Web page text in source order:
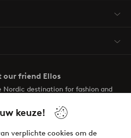
keuze!
verplichte cookies om de
our friend Ellos
Nordic destination for fashion and
next inspiring look is here!